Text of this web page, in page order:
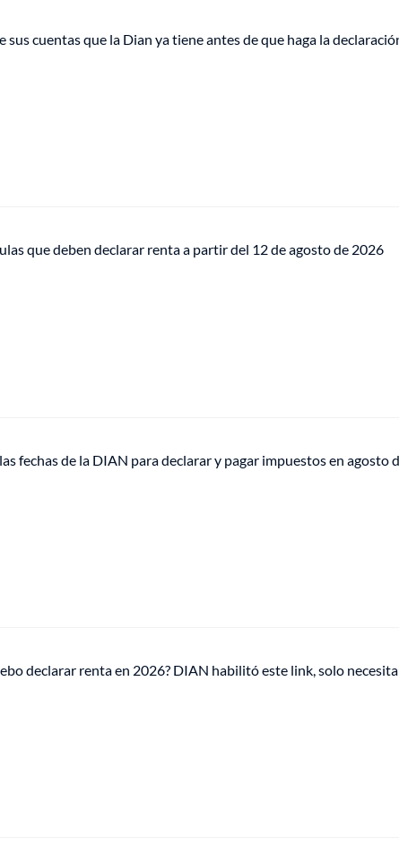
sus cuentas que la Dian ya tiene antes de que haga la
que deben declarar renta a partir del 12 de agosto de 2026
fechas de la DIAN para declarar y pagar impuestos en agosto
declarar renta en 2026? DIAN habilitó este link, solo